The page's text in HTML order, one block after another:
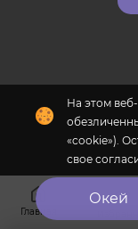
Главная